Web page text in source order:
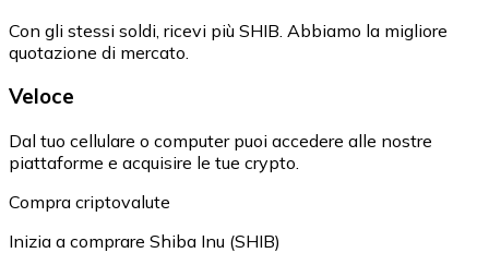
Con gli stessi soldi, ricevi più SHIB. Abbiamo la migliore
quotazione di mercato.
Veloce
Dal tuo cellulare o computer puoi accedere alle nostre
piattaforme e acquisire le tue crypto.
Compra criptovalute
Inizia a comprare Shiba Inu (SHIB)